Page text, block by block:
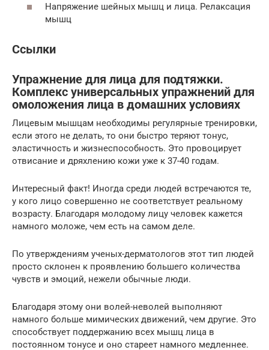
Напряжение шейных мышц и лица. Релаксация
мышц
Ссылки
Упражнение для лица для подтяжки.
Комплекс универсальных упражнений для
омоложения лица в домашних условиях
Лицевым мышцам необходимы регулярные тренировки,
если этого не делать, то они быстро теряют тонус,
эластичность и жизнеспособность. Это провоцирует
отвисание и дряхлению кожи уже к 37-40 годам.
Интересный факт! Иногда среди людей встречаются те,
у кого лицо совершенно не соответствует реальному
возрасту. Благодаря молодому лицу человек кажется
намного моложе, чем есть на самом деле.
По утверждениям ученых-дерматологов этот тип людей
просто склонен к проявлению большего количества
чувств и эмоций, нежели обычные люди.
Благодаря этому они волей-неволей выполняют
намного больше мимических движений, чем другие. Это
способствует поддержанию всех мышц лица в
постоянном тонусе и оно стареет намного медленнее.